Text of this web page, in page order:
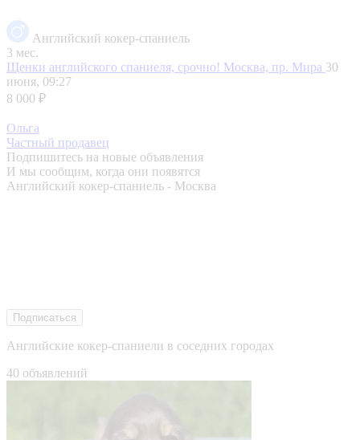
Английский кокер-спаниель
3 мес.
Щенки английского спаниеля, срочно! Москва, пр. Мира 30
июня, 09:27
8 000 ₽
Ольга
Частный продавец
Подпишитесь на новые объявления
И мы сообщим, когда они появятся
Английский кокер-спаниель - Москва
Подписаться
Английские кокер-спаниели в соседних городах
40 объявлений